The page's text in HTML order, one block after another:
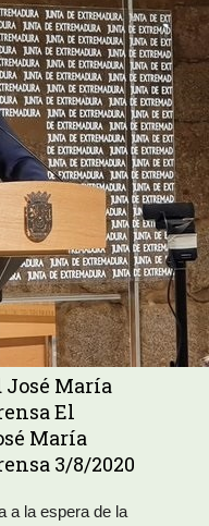
José María
El
María
3/8/2020
a la espera de la